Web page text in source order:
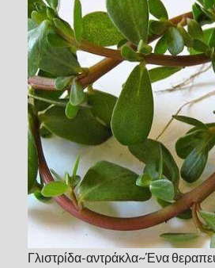
Γλιστρίδα-αντράκλα~Ένα